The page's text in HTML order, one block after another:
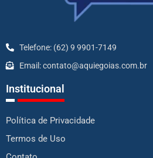
Telefone: (62) 9 9901-7149
Email: contato@aquiegoias.com.br
Institucional
Política de Privacidade
Termos de Uso